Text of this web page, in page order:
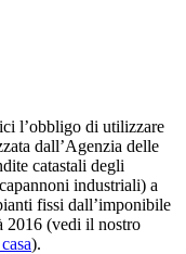
l’obbligo di utilizzare
dall’Agenzia delle
catastali degli
industriali) a
fissi dall’imponibile
2016 (vedi il nostro
).